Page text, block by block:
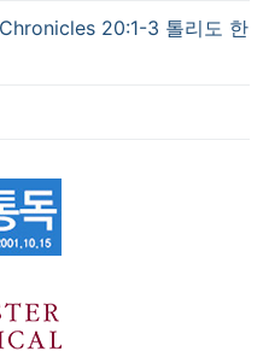
20:1-3 톨리도 한